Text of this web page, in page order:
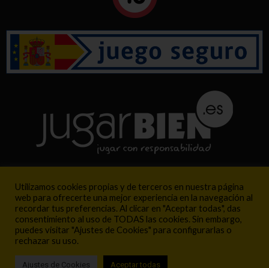
Utilizamos cookies propias y de terceros en nuestra página
web para ofrecerte una mejor experiencia en la navegación al
recordar tus preferencias. Al clicar en "Aceptar todas", das
consentimiento al uso de TODAS las cookies. Sin embargo,
puedes visitar "Ajustes de Cookies" para configurarlas o
rechazar su uso.
Ajustes de Cookies Aceptar todas